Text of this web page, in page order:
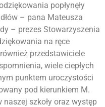
popłynęły
– pana Mateusza
– prezes Stowarzyszenia
na ręce
przedstawiciele
wiele ciepłych
punktem uroczystości
pod kierunkiem M.
szkoły oraz występ